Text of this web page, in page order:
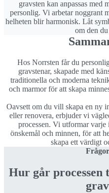
gravsten kan anpassas med
personlig. Vi arbetar noggrant
helheten blir harmonisk. Låt
om den
Hos Norrsten får du
gravstenar, skapade med
traditionella och moderna
och marmor för att skapa
Oavsett om du vill skapa en ny
eller renovera, erbjuder vi
processen. Vi utformar
önskemål och minnen, för att
skapa ett värdigt
Hur går